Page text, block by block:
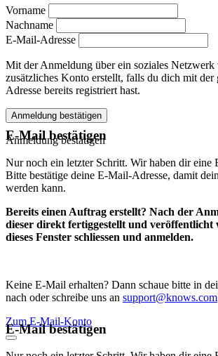
Vorname
Nachname
E-Mail-Adresse
Mit der Anmeldung über ein soziales Netzwerk
zusätzliches Konto erstellt, falls du dich mit
Adresse bereits registriert hast.
Anmeldung bestätigen
Anmeldung bestätigen
E-Mail bestätigen
Nur noch ein letzter Schritt. Wir haben dir eine
Bitte bestätige deine E-Mail-Adresse, damit
werden kann.
Bereits einen Auftrag erstellt? Nach der
dieser direkt fertiggestellt und veröffentlicht
dieses Fenster schliessen und anmelden.
Keine E-Mail erhalten? Dann schaue bitte in
nach oder schreibe uns an support@knows.com
Zum E-Mail-Konto
E-Mail bestätigen